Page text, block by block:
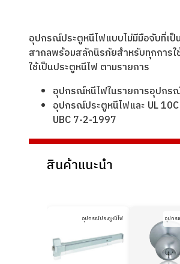
อุปกรณ์ประตูหนีไฟแบบไม่มีมือจับที่เป็
สากลพร้อมสลักนิรภัยสำหรับทุกการใ
ใช้เป็นประตูหนีไฟ ตามรายการ
อุปกรณ์หนีไฟในรายการอุปกร
อุปกรณ์ประตูหนีไฟและ UL
UBC 7-2-1997
สินค้าแนะนำ
อุปกรณ์ประตูหนีไฟ อุปกร